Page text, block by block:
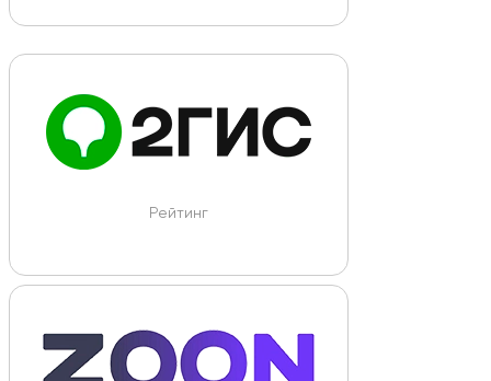
Рейтинг